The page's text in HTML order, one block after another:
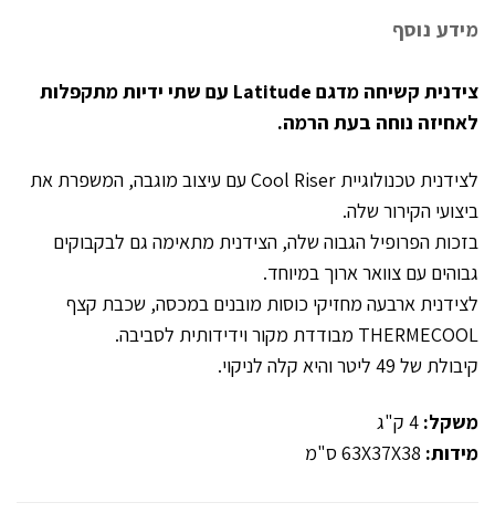
מידע נוסף
צידנית קשיחה מדגם Latitude עם שתי ידיות מתקפלות
לאחיזה נוחה בעת הרמה.
לצידנית טכנולוגיית Cool Riser עם עיצוב מוגבה, המשפרת את
ביצועי הקירור שלה.
בזכות הפרופיל הגבוה שלה, הצידנית מתאימה גם לבקבוקים
גבוהים עם צוואר ארוך במיוחד.
לצידנית ארבעה מחזיקי כוסות מובנים במכסה, שכבת קצף
THERMECOOL מבודדת מקור וידידותית לסביבה.
קיבולת של 49 ליטר והיא קלה לניקוי.
משקל:
מידות: